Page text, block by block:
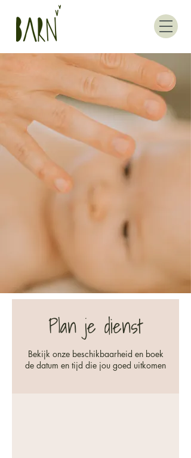
Plan je dienst
Bekijk onze beschikbaarheid en boek
de datum en tijd die jou goed uitkomen